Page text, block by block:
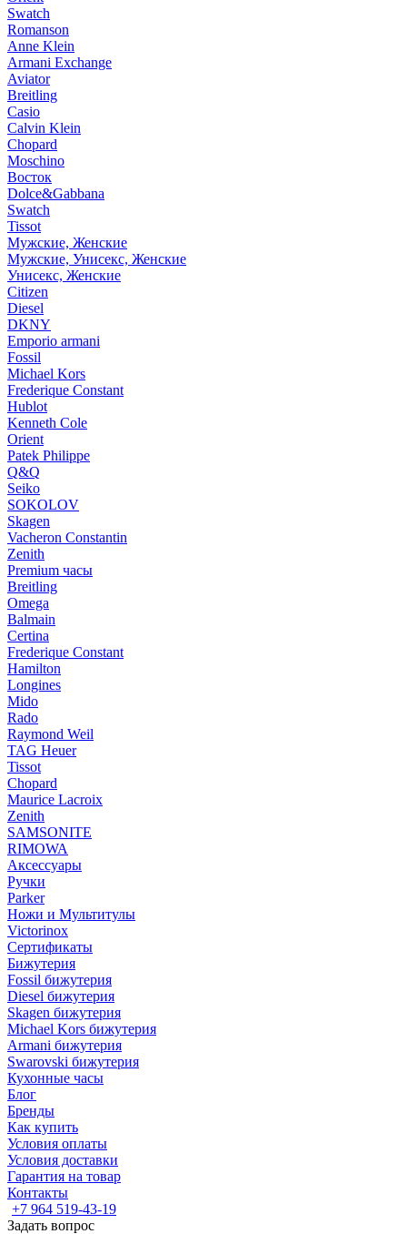
Swatch
Romanson
Anne Klein
Armani Exchange
Aviator
Breitling
Casio
Calvin Klein
Chopard
Moschino
Восток
Dolce&Gabbana
Swatch
Tissot
Мужские, Женские
Мужские, Унисекс, Женские
Унисекс, Женские
Citizen
Diesel
DKNY
Emporio armani
Fossil
Michael Kors
Frederique Constant
Hublot
Kenneth Cole
Orient
Patek Philippe
Q&Q
Seiko
SOKOLOV
Skagen
Vacheron Constantin
Zenith
Premium часы
Breitling
Omega
Balmain
Certina
Frederique Constant
Hamilton
Longines
Mido
Rado
Raymond Weil
TAG Heuer
Tissot
Chopard
Maurice Lacroix
Zenith
SAMSONITE
RIMOWA
Аксессуары
Ручки
Parker
Ножи и Мультитулы
Victorinox
Сертификаты
Бижутерия
Fossil бижутерия
Diesel бижутерия
Skagen бижутерия
Michael Kors бижутерия
Armani бижутерия
Swarovski бижутерия
Кухонные часы
Блог
Бренды
Как купить
Условия оплаты
Условия доставки
Гарантия на товар
Контакты
+7 964 519-43-19
Задать вопрос